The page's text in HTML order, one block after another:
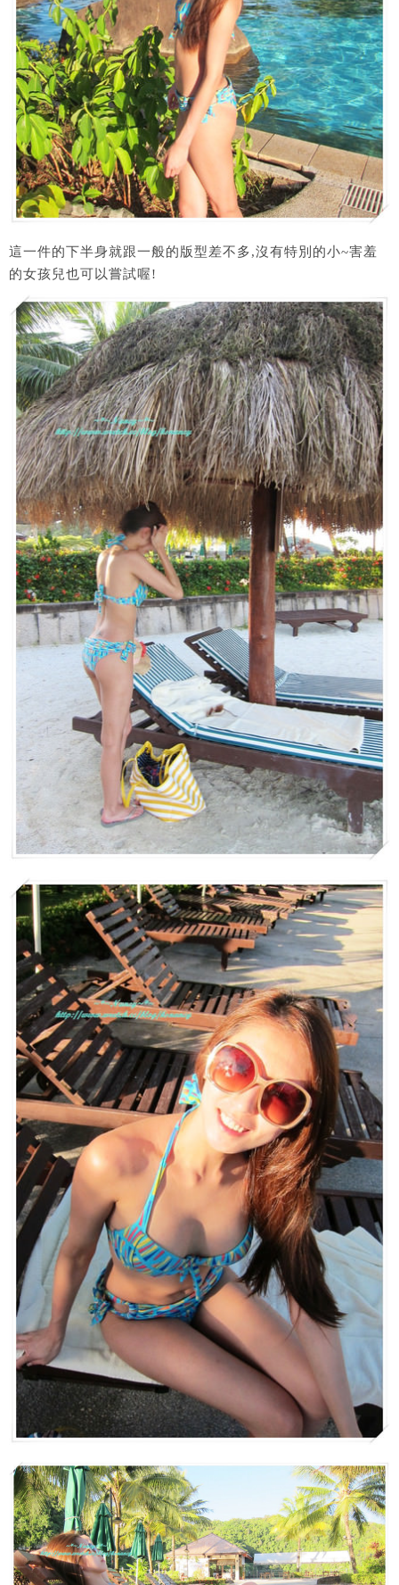
這一件的下半身就跟一般的版型差不多,沒有特別的小~害羞
的女孩兒也可以嘗試喔!